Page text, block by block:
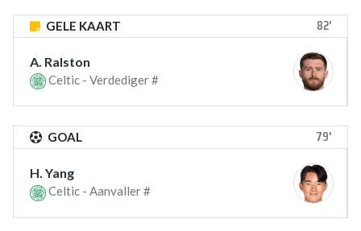
GELE KAART 82'
A. Ralston
Celtic - Verdediger #
GOAL 79'
H. Yang
Celtic - Aanvaller #